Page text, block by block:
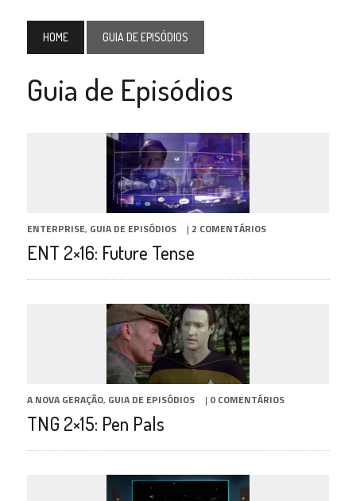
HOME GUIA DE EPISÓDIOS
Guia de Episódios
ENTERPRISE, GUIA DE EPISÓDIOS | 2 COMENTÁRIOS
ENT 2×16: Future Tense
A NOVA GERAÇÃO, GUIA DE EPISÓDIOS | 0 COMENTÁRIOS
TNG 2×15: Pen Pals